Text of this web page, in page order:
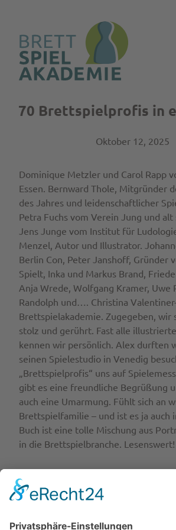
70 Brettspielprofis in
Oktober 12, 2025
Dominique Metzler und Carol Rapp
Essen. Bernward Thole, Mitgründer
des Jahres und leidenschaftlicher
Petra Fuchs vom Verein Jung und alt
Jens Junge vom Institut für
Menzel, Autor und Illustrator.
Berlin Con, Peter Janshoff, Gründer
Spielt, Inka und Markus Brand,
Anja Wrede, Wolfgang Kramer, Uwe
Randolph und…. Christina
Brettspielakademie. Zugegeben, wir
stolz und gerührt. Fast alle
kennen wir persönlich. Alex durften
seinen Spielestudio in Venedig
„Brettspielprofis“ uns auf
gibt es eine freundliche Begrüßung
auch eine Umarmung. Fühlt sich an
Brettspielfamilie – und ist es ja auch
Buch ist eine tolle Mischung aus
in die Brettspielbranche. Lesenswert!
Herausgeberin ist Karin Falkenberg
der Stadt Nürnberg, finanziert wurde
Spiel des Jahres e.V.